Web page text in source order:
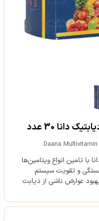
دانا 30 عدد
Daana
با تامین انواع ویتامین‌ها
و تقویت سیستم
عوارض ناشی از دیابت